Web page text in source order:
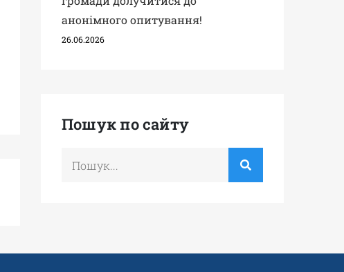
анонімного опитування!
26.06.2026
Пошук по сайту